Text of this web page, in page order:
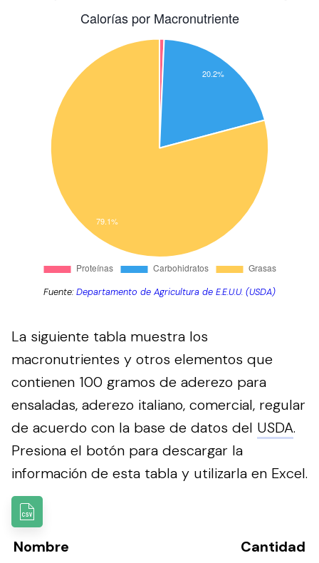
Fuente:Departamento de Agricultura de E.E.U.U. (USDA)
La siguiente tabla muestra los
macronutrientes y otros elementos que
contienen 100 gramos de aderezo para
ensaladas, aderezo italiano, comercial, regular
de acuerdo con la base de datos del USDA.
Presiona el botón para descargar la
información de esta tabla y utilizarla en Excel.
Nombre
Cantidad